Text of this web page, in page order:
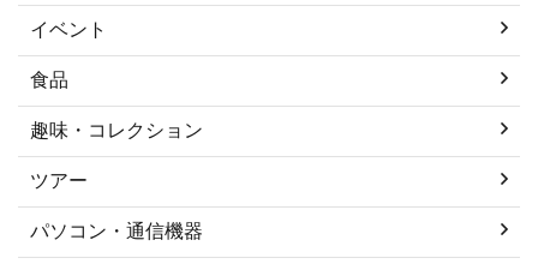
イベント
食品
趣味・コレクション
ツアー
パソコン・通信機器